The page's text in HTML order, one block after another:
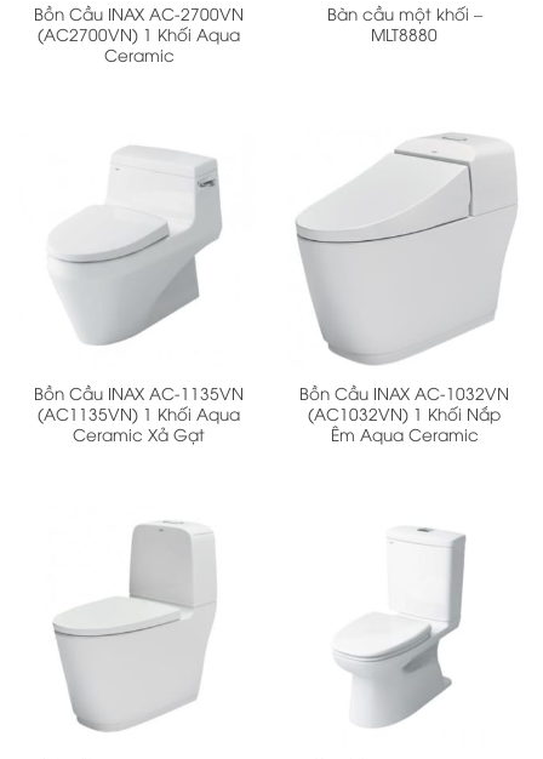
Bồn Cầu INAX AC-2700VN
(AC2700VN) 1 Khối Aqua
Ceramic
Bàn cầu một khối –
MLT8880
Bồn Cầu INAX AC-1135VN
(AC1135VN) 1 Khối Aqua
Ceramic Xả Gạt
Bồn Cầu INAX AC-1032VN
(AC1032VN) 1 Khối Nắp
Êm Aqua Ceramic